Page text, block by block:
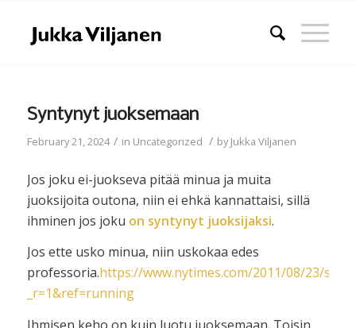
Syntynyt juoksemaan
February 21, 2024 / in Uncategorized / byJukka Viljanen
Jos joku ei-juokseva pitää minua ja muita
juoksijoita outona, niin ei ehkä kannattaisi, sillä
ihminen jos joku on syntynyt juoksijaksi.
Jos ette usko minua, niin uskokaa edes
professoria.https://www.nytimes.com/2011/08/23/
_r=1&ref=running